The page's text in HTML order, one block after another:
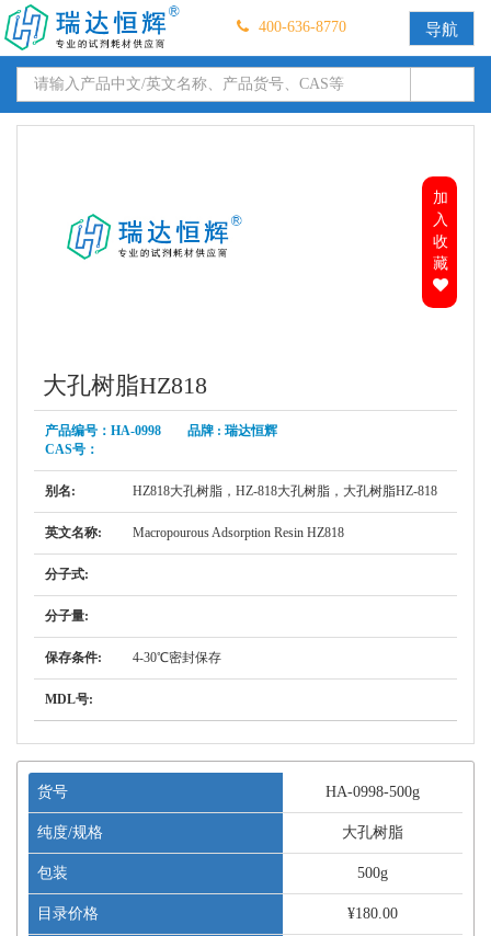
400-636-8770 导航
加
入
收
藏
大孔树脂HZ818
产品编号：HA-0998 品牌 : 瑞达恒辉
CAS号：
别名: HZ818大孔树脂，HZ-818大孔树脂，大孔树脂HZ-818
英文名称: Macropourous Adsorption Resin HZ818
分子式:
分子量:
保存条件: 4-30℃密封保存
MDL号:
货号 HA-0998-500g
纯度/规格 大孔树脂
包装 500g
目录价格 ¥180.00